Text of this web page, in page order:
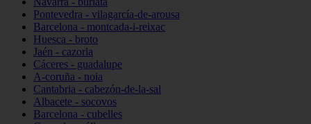
Pontevedra - vilagarcía-de-arousa
Barcelona - montcada-i-reixac
Huesca - broto
Jaén - cazorla
Cáceres - guadalupe
A-coruña - noia
Cantabria - cabezón-de-la-sal
Albacete - socovos
Barcelona - cubelles